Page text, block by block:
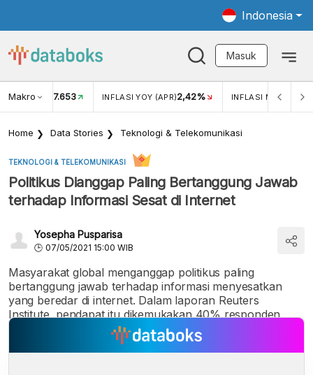
Indonesia
Masuk
Makro
USD/IDR 17.653 INFLASI YOY (APR)2,42% INFLASI MOM (APR)
Home Data Stories Teknologi & Telekomunikasi
TEKNOLOGI & TELEKOMUNIKASI
Politikus Dianggap Paling Bertanggung Jawab
terhadap Informasi Sesat di Internet
Yosepha Pusparisa
07/05/2021 15:00 WIB
Masyarakat global menganggap politikus paling
bertanggung jawab terhadap informasi menyesatkan
yang beredar di internet. Dalam laporan Reuters
Institute, pendapat itu dikemukakan 40% responden.